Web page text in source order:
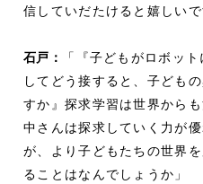
信していだたけると嬉しいで
石戸：
「『子どもがロボッ
してどう接すると、子ども
すか』探求学習は世界から
中さんは探求していく力が
が、より子どもたちの世界
ることはなんでしょうか」